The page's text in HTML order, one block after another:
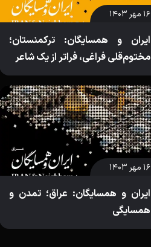
۱۶ مهر ۱۴۰۳
ایران و همسایگان: ترکمنستان؛
مختوم‌قلی فراغی، فراتر از یک شاعر
۱۶ مهر ۱۴۰۳
ایران و همسایگان: عراق؛ تمدن و
همسایگی